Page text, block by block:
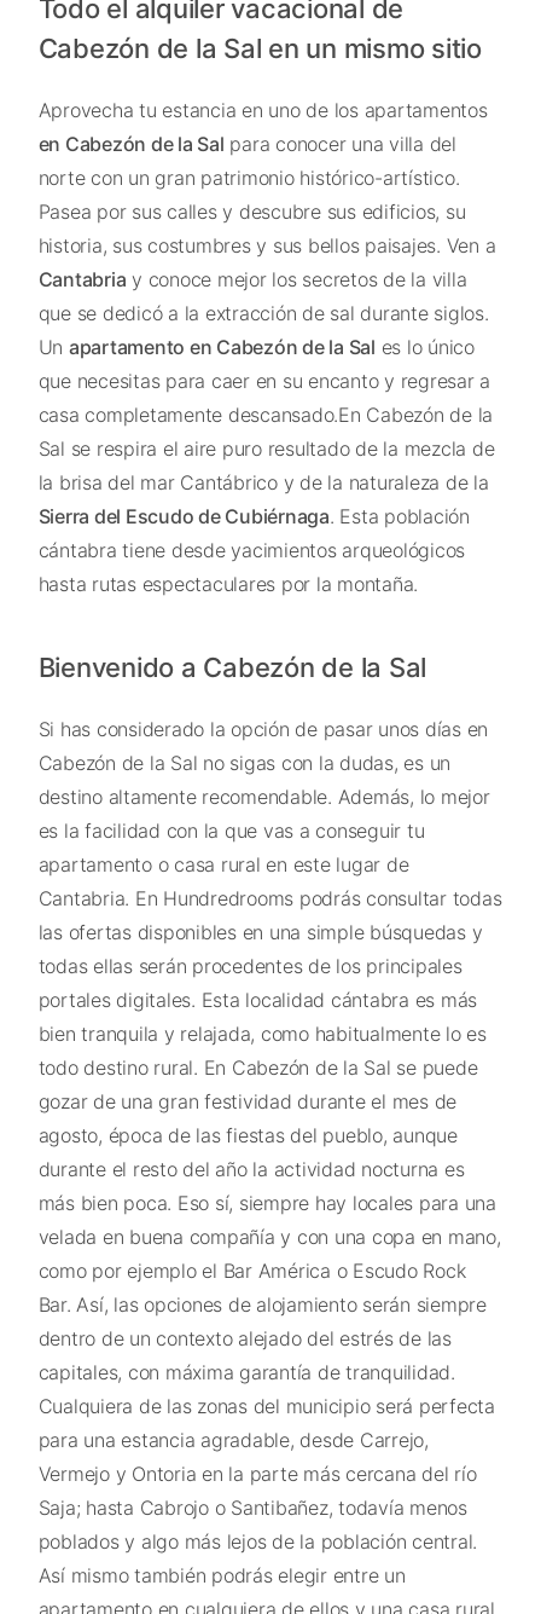
Todo el alquiler vacacional de
Cabezón de la Sal en un mismo sitio
Aprovecha tu estancia en uno de los apartamentos
en Cabezón de la Sal para conocer una villa del
norte con un gran patrimonio histórico-artístico.
Pasea por sus calles y descubre sus edificios, su
historia, sus costumbres y sus bellos paisajes. Ven a
Cantabria y conoce mejor los secretos de la villa
que se dedicó a la extracción de sal durante siglos.
Un apartamento en Cabezón de la Sal es lo único
que necesitas para caer en su encanto y regresar a
casa completamente descansado.En Cabezón de la
Sal se respira el aire puro resultado de la mezcla de
la brisa del mar Cantábrico y de la naturaleza de la
Sierra del Escudo de Cubiérnaga. Esta población
cántabra tiene desde yacimientos arqueológicos
hasta rutas espectaculares por la montaña.
Bienvenido a Cabezón de la Sal
Si has considerado la opción de pasar unos días en
Cabezón de la Sal no sigas con la dudas, es un
destino altamente recomendable. Además, lo mejor
es la facilidad con la que vas a conseguir tu
apartamento o casa rural en este lugar de
Cantabria. En Hundredrooms podrás consultar todas
las ofertas disponibles en una simple búsquedas y
todas ellas serán procedentes de los principales
portales digitales. Esta localidad cántabra es más
bien tranquila y relajada, como habitualmente lo es
todo destino rural. En Cabezón de la Sal se puede
gozar de una gran festividad durante el mes de
agosto, época de las fiestas del pueblo, aunque
durante el resto del año la actividad nocturna es
más bien poca. Eso sí, siempre hay locales para una
velada en buena compañía y con una copa en mano,
como por ejemplo el Bar América o Escudo Rock
Bar. Así, las opciones de alojamiento serán siempre
dentro de un contexto alejado del estrés de las
capitales, con máxima garantía de tranquilidad.
Cualquiera de las zonas del municipio será perfecta
para una estancia agradable, desde Carrejo,
Vermejo y Ontoria en la parte más cercana del río
Saja; hasta Cabrojo o Santibañez, todavía menos
poblados y algo más lejos de la población central.
Así mismo también podrás elegir entre un